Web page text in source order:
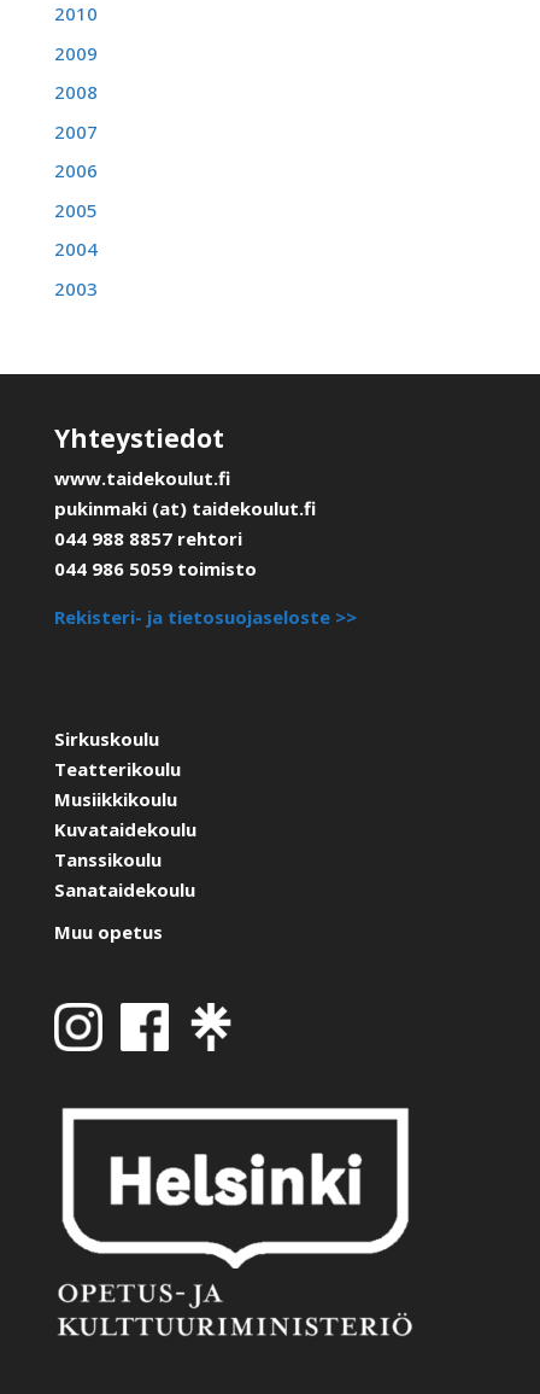
2010
2009
2008
2007
2006
2005
2004
2003
Yhteystiedot
www.taidekoulut.fi
pukinmaki (at) taidekoulut.fi
044 988 8857 rehtori
044 986 5059 toimisto
Rekisteri- ja tietosuojaseloste >>
Sirkuskoulu
Teatterikoulu
Musiikkikoulu
Kuvataidekoulu
Tanssikoulu
Sanataidekoulu
Muu opetus